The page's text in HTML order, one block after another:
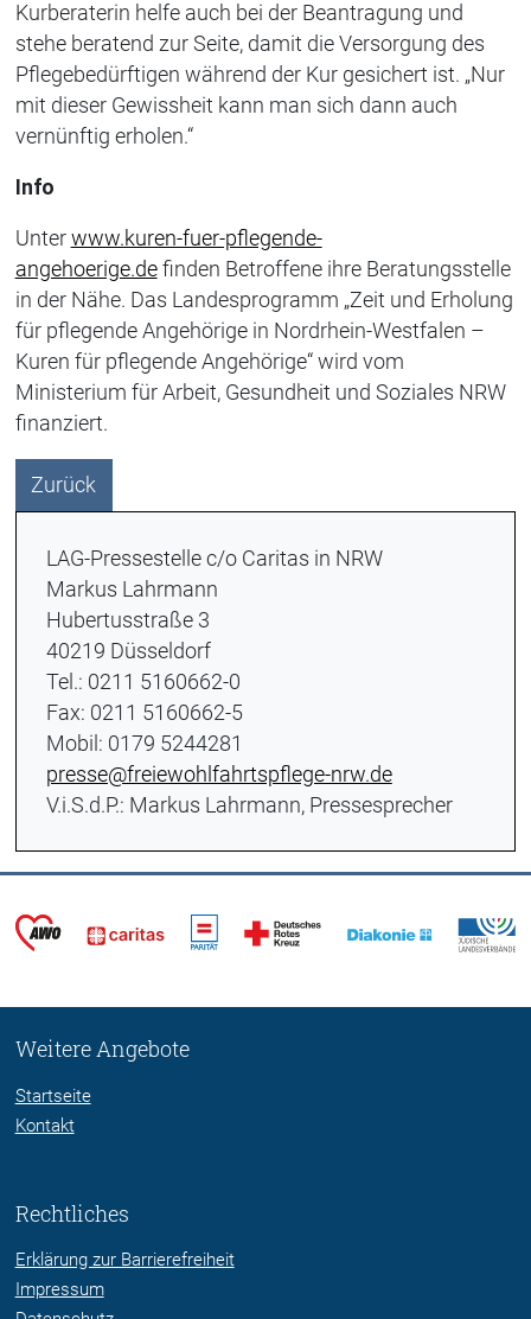
Kurberaterin helfe auch bei der Beantragung und
stehe beratend zur Seite, damit die Versorgung des
Pflegebedürftigen während der Kur gesichert ist. „Nur
mit dieser Gewissheit kann man sich dann auch
vernünftig erholen.“
Info
Unter www.kuren-fuer-pflegende-
angehoerige.definden Betroffene ihre Beratungsstelle
in der Nähe. Das Landesprogramm „Zeit und Erholung
für pflegende Angehörige in Nordrhein-Westfalen –
Kuren für pflegende Angehörige“ wird vom
Ministerium für Arbeit, Gesundheit und Soziales NRW
finanziert.
Zurück
LAG-Pressestelle c/o Caritas in NRW
Markus Lahrmann
Hubertusstraße 3
40219 Düsseldorf
Tel.: 0211 5160662-0
Fax: 0211 5160662-5
Mobil: 0179 5244281
presse@freiewohlfahrtspflege-nrw.de
V.i.S.d.P.: Markus Lahrmann, Pressesprecher
Weitere Angebote
Startseite
Kontakt
Rechtliches
Erklärung zur Barrierefreiheit
Impressum